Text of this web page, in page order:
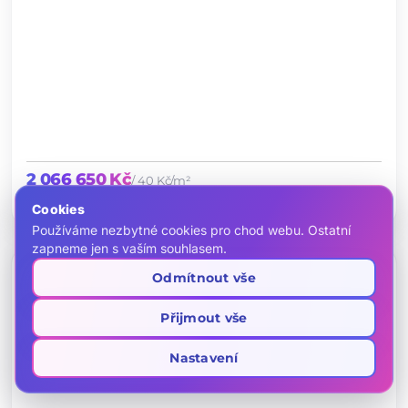
2 066 650 Kč/ 40 Kč/m²
chevron_left
PRODEJ
Prodej orné půdy 10553 m²
location_onStředočeský kraj
Cookies
Používáme nezbytné cookies pro chod webu. Ostatní
zapneme jen s vaším souhlasem.
Odmítnout vše
Přijmout vše
Nastavení